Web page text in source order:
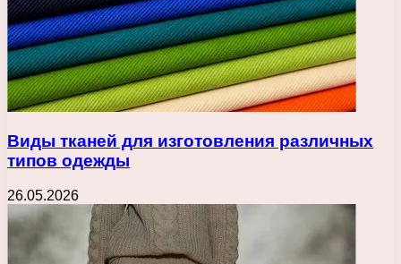
Виды тканей для изготовления различных
типов одежды
26.05.2026